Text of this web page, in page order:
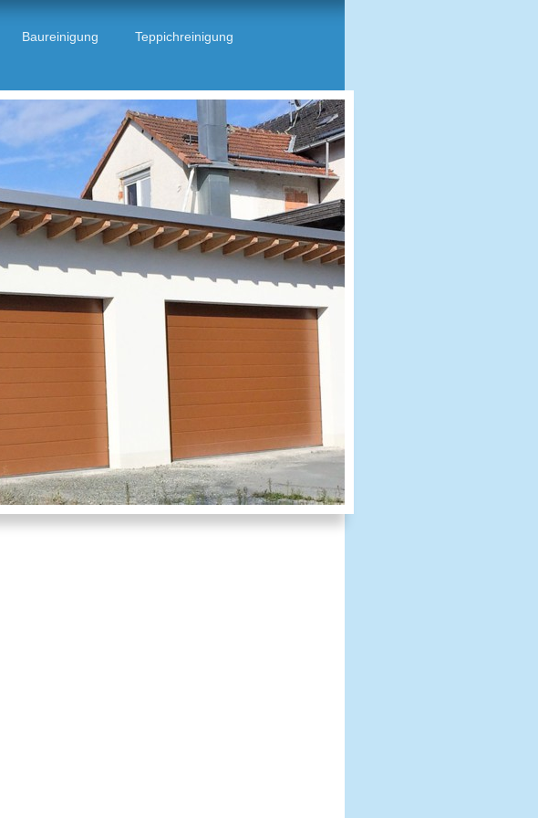
Baureinigung Teppichreinigung